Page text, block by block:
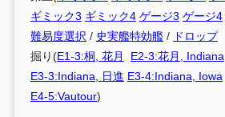
ギミック3 ギミック4 ゲージ3 ゲージ4
難易度選択 / 史実艦特効艦/ ドロップ
掘り(E1-3:桐, 花月
E2-3:花月, Indiana
E3-3:Indiana, 日進 E3-4:Indiana, Iowa
E4-5:Vautour)